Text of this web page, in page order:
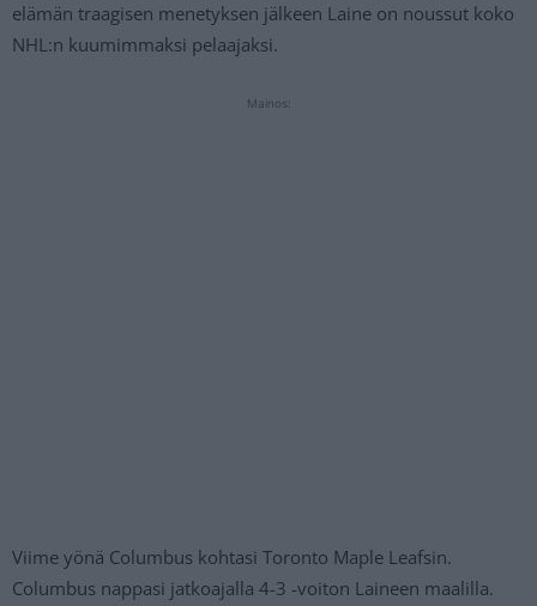
elämän traagisen menetyksen jälkeen Laine on noussut koko
NHL:n kuumimmaksi pelaajaksi.
Mainos:
Viime yönä Columbus kohtasi Toronto Maple Leafsin.
Columbus nappasi jatkoajalla 4-3 -voiton Laineen maalilla.